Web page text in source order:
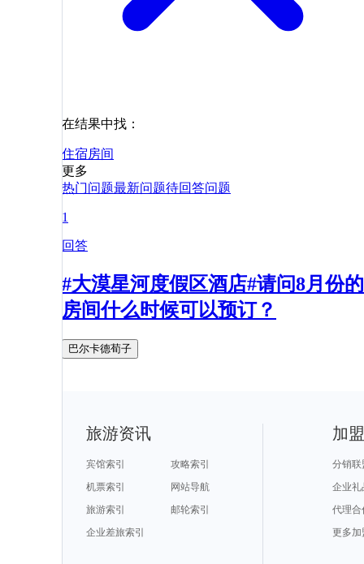
在结果中找：
住宿房间
更多
热门问题最新问题待回答问题
1
回答
#大漠星河度假区酒店#请问8月份的
房间什么时候可以预订？
巴尔卡德荀子
旅游资讯
宾馆索引
攻略索引
机票索引
网站导航
旅游索引
邮轮索引
企业差旅索引
加
分销联
企业礼
代理合
更多加